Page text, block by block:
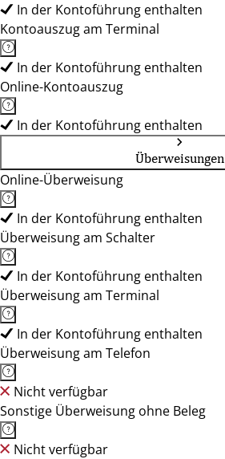
In der Kontoführung enthalten
Kontoauszug am Terminal
In der Kontoführung enthalten
Online-Kontoauszug
In der Kontoführung enthalten
Überweisungen
Online-Überweisung
In der Kontoführung enthalten
Überweisung am Schalter
In der Kontoführung enthalten
Überweisung am Terminal
In der Kontoführung enthalten
Überweisung am Telefon
Nicht verfügbar
Sonstige Überweisung ohne Beleg
Nicht verfügbar